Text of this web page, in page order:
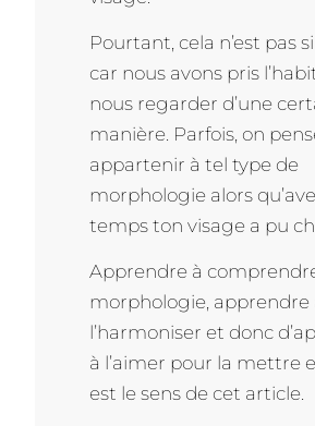
Pourtant, cela n’est pas
car nous avons pris
nous regarder d’une
manière. Parfois, on
appartenir à tel type de
morphologie alors
temps ton visage a pu
Apprendre à
morphologie, apprendre
l’harmoniser et donc
à l’aimer pour la mettre
est le sens de cet article.